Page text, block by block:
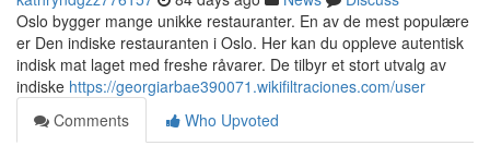
Oslo bygger mange unikke restauranter. En av de mest populære
er Den indiske restauranten i Oslo. Her kan du oppleve autentisk
indisk mat laget med freshe råvarer. De tilbyr et stort utvalg av
indiske https://georgiarbae390071.wikifiltraciones.com/user
Comments
Who Upvoted